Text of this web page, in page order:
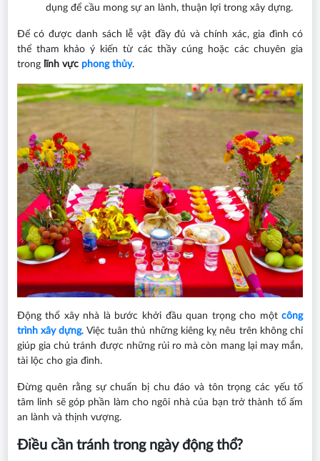
dụng để cầu mong sự an lành, thuận lợi trong xây dựng.
Để có được danh sách lễ vật đầy đủ và chính xác, gia đình có
thể tham khảo ý kiến từ các thầy cúng hoặc các chuyên gia
trong lĩnh vực phong thủy.
Động thổ xây nhà là bước khởi đầu quan trọng cho mộtcông
trình xây dựng. Việc tuân thủ những kiêng kỵ nêu trên không chỉ
giúp gia chủ tránh được những rủi ro mà còn mang lại may mắn,
tài lộc cho gia đình.
Đừng quên rằng sự chuẩn bị chu đáo và tôn trọng các yếu tố
tâm linh sẽ góp phần làm cho ngôi nhà của bạn trở thành tổ ấm
an lành và thịnh vượng.
Điều cần tránh trong ngày động thổ?